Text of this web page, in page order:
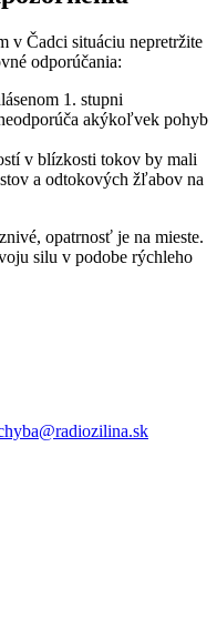
v Čadci situáciu nepretržite
odporúčania:
1. stupni
akýkoľvek pohyb
v blízkosti tokov by mali
a odtokových žľabov na
opatrnosť je na mieste.
silu v podobe rýchleho